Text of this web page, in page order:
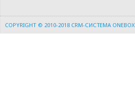
COPYRIGHT © 2010-2018 CRM-СИСТЕМА ONEBOX